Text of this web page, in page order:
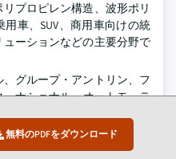
無料のPDFをダウンロード
プロピレン構造、波形ポリ
車、SUV、商用車向けの統
ーションなどの主要分野で
グループ・アントリン、フ
ーナショナル・オートモーテ
ループ）、トヨタ・ボッシ
合材料、モジュール式フロ
ネル、先進的な製造技術を